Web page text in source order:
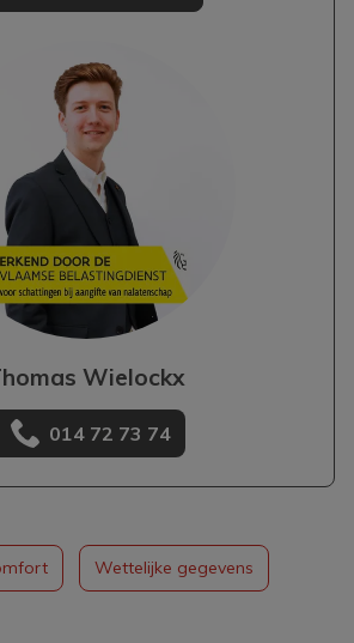
Wielockx
014 72 73 74
Wettelijke gegevens